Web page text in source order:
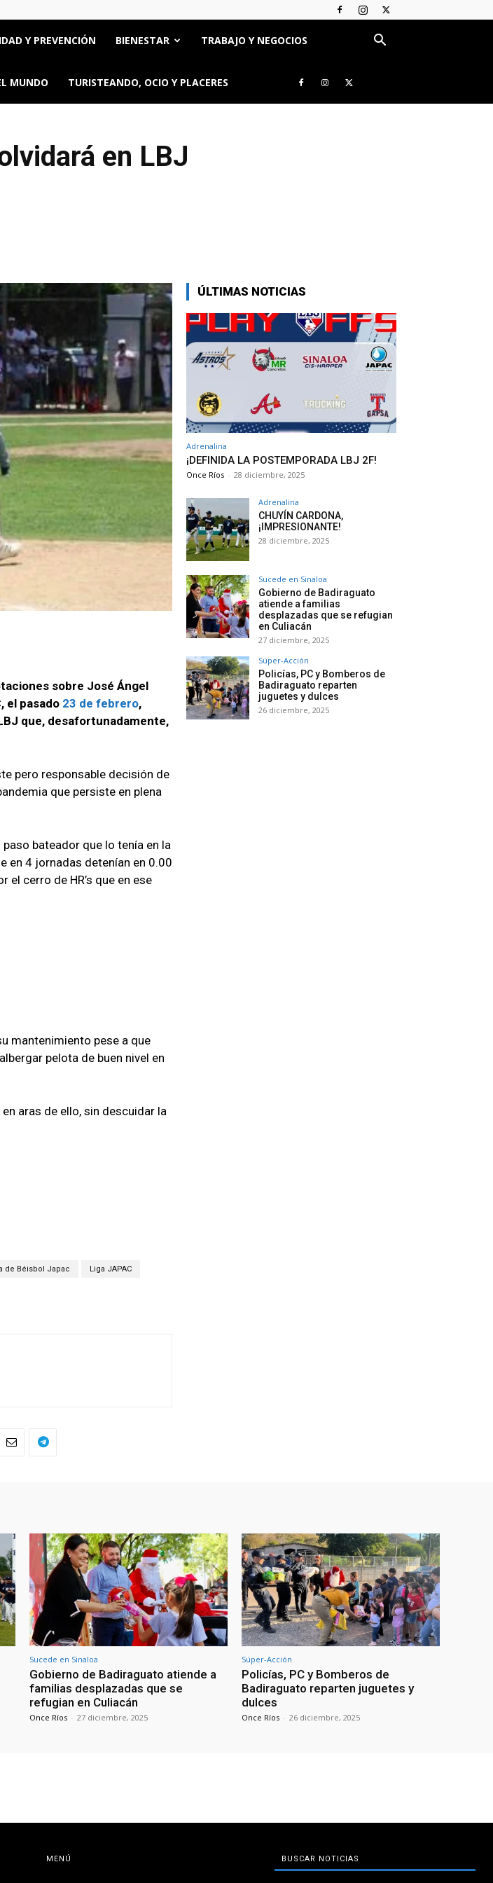
Y PREVENCIÓN BIENESTAR TRABAJO Y NEGOCIOS
MUNDO TURISTEANDO, OCIO Y PLACERES
en LBJ
sobre José Ángel
el pasado 23 de febrero,
que, desafortunadamente,
pero responsable decisión de
que persiste en plena
bateador que lo tenía en la
en 4 jornadas detenían en 0.00
el cerro de HR’s que en ese
mantenimiento pese a que
pelota de buen nivel en
aras de ello, sin descuidar la
de Béisbol Japac Liga JAPAC
ÚLTIMAS NOTICIAS
Adrenalina
¡DEFINIDA LA POSTEMPORADA LBJ 2F!
Once Ríos - 28 diciembre, 2025
Adrenalina
CHUYÍN CARDONA,
¡IMPRESIONANTE!
28 diciembre, 2025
Sucede en Sinaloa
Gobierno de Badiraguato
atiende a familias
desplazadas que se refugian
en Culiacán
27 diciembre, 2025
Súper-Acción
Policías, PC y Bomberos de
Badiraguato reparten
juguetes y dulces
26 diciembre, 2025
Sucede en Sinaloa
Gobierno de Badiraguato atiende a
familias desplazadas que se
refugian en Culiacán
Once Ríos - 27 diciembre, 2025
Súper-Acción
Policías, PC y Bomberos de
Badiraguato reparten juguetes y
dulces
Once Ríos - 26 diciembre, 2025
MENÚ BUSCAR NOTICIAS